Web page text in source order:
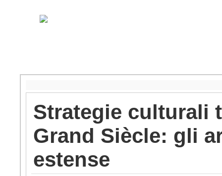
Strategie culturali
Grand Siècle: gli
estense